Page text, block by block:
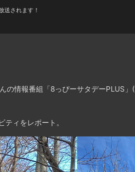
送されます！
の情報番組「8っぴーサタデーPLUS
ィをレポート。